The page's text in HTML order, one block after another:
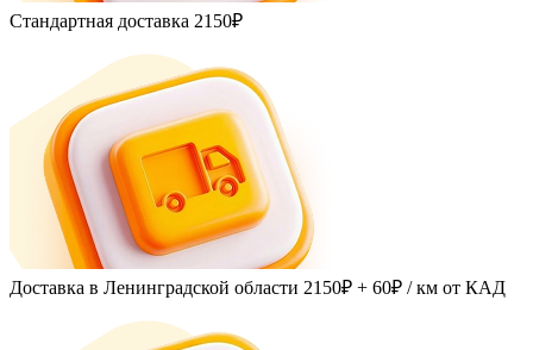
Стандартная доставка 2150₽
Доставка в Ленинградской области 2150₽ + 60₽ / км от КАД